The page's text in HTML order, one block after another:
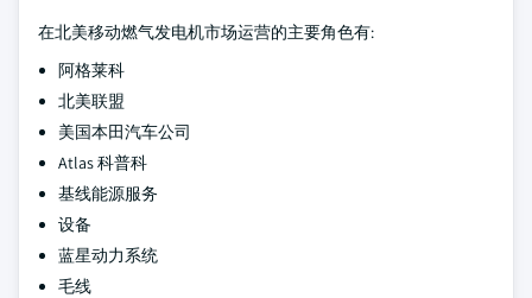
在北美移动燃气发电机市场运营的主要角色有:
阿格莱科
北美联盟
美国本田汽车公司
Atlas 科普科
基线能源服务
设备
蓝星动力系统
毛线